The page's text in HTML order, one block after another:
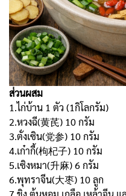
ส่วนผสม
1.ไก่บ้าน 1 ตัว (1กิโลกรัม)
2.หวงฉี(黄芪) 10 กรัม
3.ตั่งเซิน(党参) 10 กรัม
4.เก๋ากี้(枸杞子) 10 กรัม
5.เซิงหมา(升麻) 6 กรัม
6.พุทราจีน(大枣) 10 ลูก